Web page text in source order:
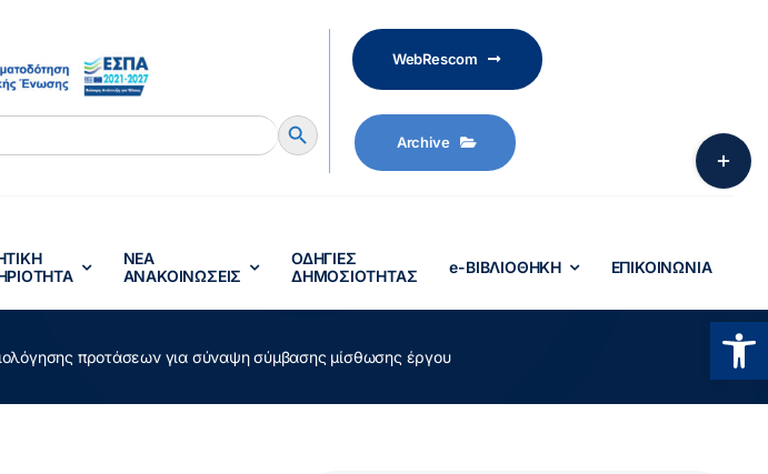
Search Button
WebRescom
Archive
ΝΕΑ
ΑΝΑΚΟΙΝΩΣΕΙΣ
ΟΔΗΓΙΕΣ
ΔΗΜΟΣΙΟΤΗΤΑΣ
e-ΒΙΒΛΙΟΘΗΚΗ ΕΠΙΚΟΙΝΩΝΙΑ
προτάσεων για σύναψη σύμβασης μίσθωσης έργου
Toggle
Sliding